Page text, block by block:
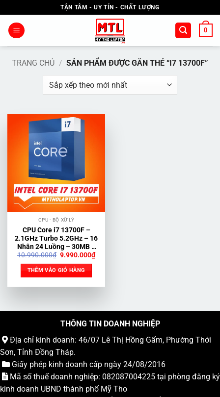
qua
nội
TẬN TÂM - UY TÍN - CHẤT LƯỢNG
0
TRANG CHỦ / SẢN PHẨM ĐƯỢC GẮN THẺ “I7 13700F”
CPU - BỘ XỮ LÝ
CPU Core i7 13700F –
2.1GHz Turbo 5.2GHz – 16
Nhân 24 Luồng – 30MB –
LGA 1700
10.990.000₫ Giá
là:
10.990.000₫.
9.990.000₫Giá
hiện
THÊM VÀO GIỎ HÀNG
THÔNG TIN DOANH NGHIỆP
Địa chỉ kinh doanh: 46/07 Lê Thị Hồng Gấm, Phường Thới
Sơn, Tỉnh Đồng Tháp.
Giấy phép kinh doanh cấp ngày 24/08/2016
Mã số thuế doanh nghiệp: 082087004225 tại phòng đăng ký
kinh doanh UBND thành phố Mỹ Tho